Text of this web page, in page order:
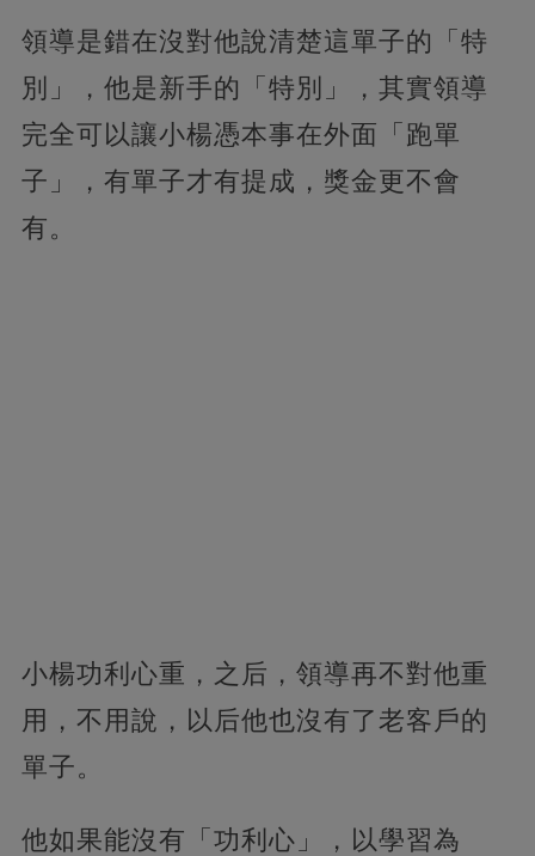
領導是錯在沒對他說清楚這單子的「特
別」，他是新手的「特別」，其實領導
完全可以讓小楊憑本事在外面「跑單
子」，有單子才有提成，獎金更不會
有。
小楊功利心重，之后，領導再不對他重
用，不用說，以后他也沒有了老客戶的
單子。
他如果能沒有「功利心」，以學習為